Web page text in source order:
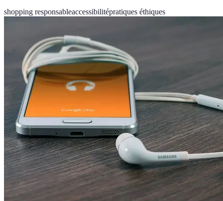
shopping responsableaccessibilitépratiques éthiques